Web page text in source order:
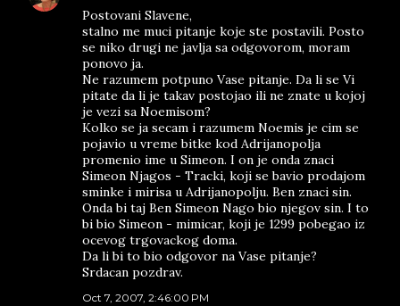
Postovani Slavene,
stalno me muci pitanje koje ste postavili. Posto
se niko drugi ne javlja sa odgovorom, moram
ponovo ja.
Ne razumem potpuno Vase pitanje. Da li se Vi
pitate da li je takav postojao ili ne znate u kojoj
je vezi sa Noemisom?
Kolko se ja secam i razumem Noemis je cim se
pojavio u vreme bitke kod Adrijanopolja
promenio ime u Simeon. I on je onda znaci
Simeon Njagos - Tracki, koji se bavio prodajom
sminke i mirisa u Adrijanopolju. Ben znaci sin.
Onda bi taj Ben Simeon Nago bio njegov sin. I to
bi bio Simeon - mimicar, koji je 1299 pobegao iz
ocevog trgovackog doma.
Da li bi to bio odgovor na Vase pitanje?
Srdacan pozdrav.
Oct 7, 2007, 2:46:00 PM